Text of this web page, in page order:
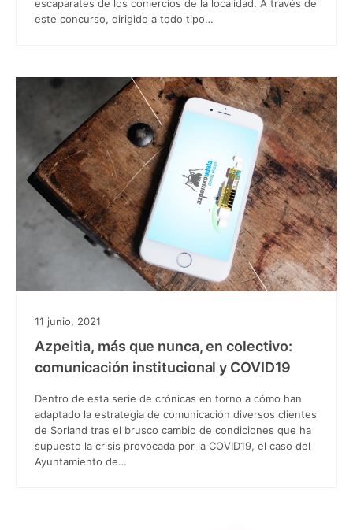
escaparates de los comercios de la localidad. A través de
este concurso, dirigido a todo tipo…
11 junio, 2021
Azpeitia, más que nunca, en colectivo:
comunicación institucional y COVID19
Dentro de esta serie de crónicas en torno a cómo han
adaptado la estrategia de comunicación diversos clientes
de Sorland tras el brusco cambio de condiciones que ha
supuesto la crisis provocada por la COVID19, el caso del
Ayuntamiento de…